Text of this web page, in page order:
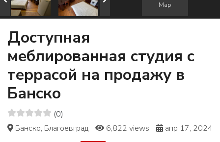
Map
Доступная
меблированная студия с
террасой на продажу в
Банско
(0)
Банско, Благоевград
6,822 views
апр 17, 2024